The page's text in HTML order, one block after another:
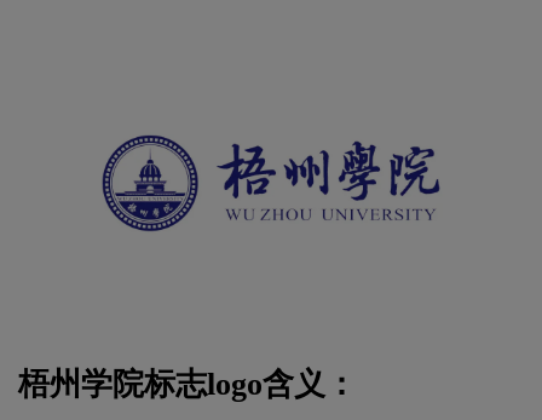
梧州学院标志logo含义：